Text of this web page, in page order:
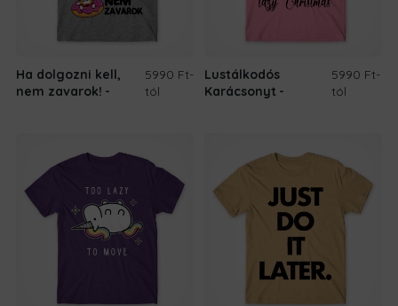
Ha dolgozni kell,
nem zavarok!
5990 Ft-
tól
Lustálkodós
Karácsonyt
5990 Ft-
tól